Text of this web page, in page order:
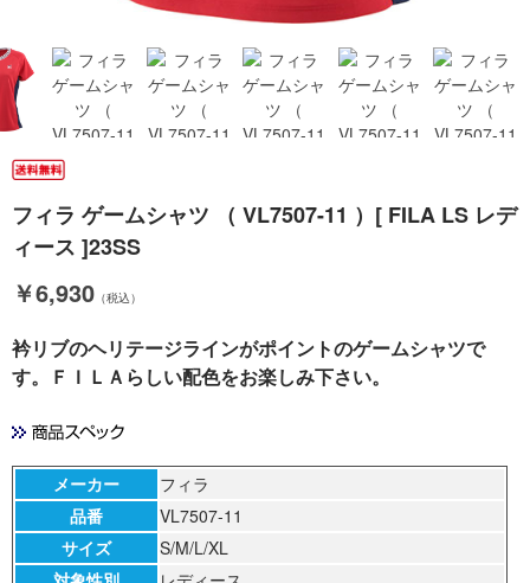
フィラ ゲームシャツ （ VL7507-11 ）[ FILA LS レデ
ィース ]23SS
￥6,930 （税込）
衿リブのヘリテージラインがポイントのゲームシャツで
す。ＦＩＬＡらしい配色をお楽しみ下さい。
メーカー
フィラ
品番
VL7507-11
サイズ
S/M/L/XL